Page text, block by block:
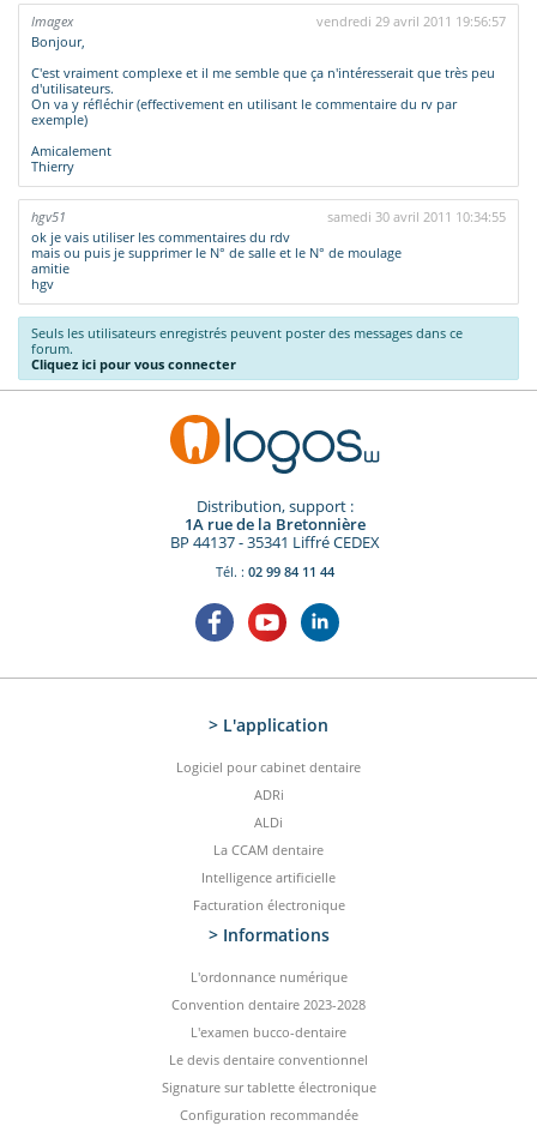
Imagex
vendredi 29 avril 2011 19:56:57
Bonjour,
C'est vraiment complexe et il me semble que ça n'intéresserait que très peu
d'utilisateurs.
On va y réfléchir (effectivement en utilisant le commentaire du rv par
exemple)
Amicalement
Thierry
hgv51
samedi 30 avril 2011 10:34:55
ok je vais utiliser les commentaires du rdv
mais ou puis je supprimer le N° de salle et le N° de moulage
amitie
hgv
Seuls les utilisateurs enregistrés peuvent poster des messages dans ce
forum.
Cliquez ici pour vous connecter
Distribution, support :
1A rue de la Bretonnière
BP 44137 - 35341 Liffré CEDEX
Tél. : 02 99 84 11 44
> L'application
Logiciel pour cabinet dentaire
ADRi
ALDi
La CCAM dentaire
Intelligence artificielle
Facturation électronique
> Informations
L'ordonnance numérique
Convention dentaire 2023-2028
L'examen bucco-dentaire
Le devis dentaire conventionnel
Signature sur tablette électronique
Configuration recommandée